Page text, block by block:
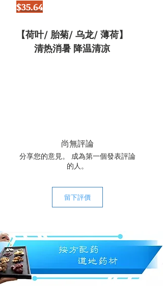
$35.64
【荷叶/ 胎菊/ 乌龙/ 薄荷】
清热消暑 降温清凉
尚無評論
分享您的意見。 成為第一個發表評論
的人。
留下評價